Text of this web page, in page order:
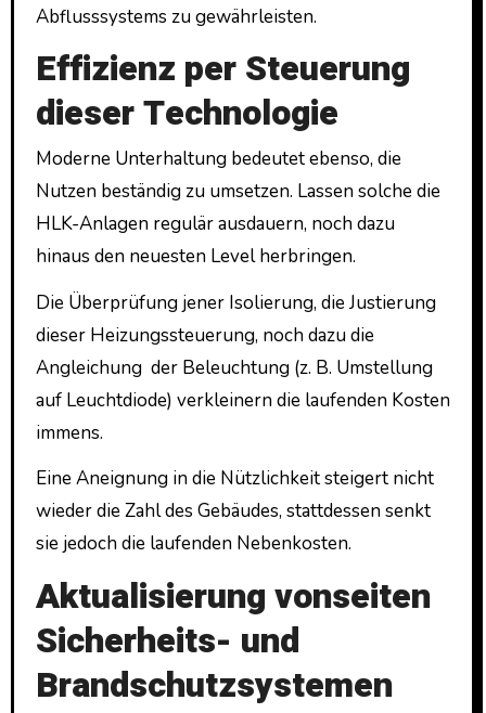
Abflusssystems zu gewährleisten.
Effizienz per Steuerung
dieser Technologie
Moderne Unterhaltung bedeutet ebenso, die
Nutzen beständig zu umsetzen. Lassen solche die
HLK-Anlagen regulär ausdauern, noch dazu
hinaus den neuesten Level herbringen.
Die Überprüfung jener Isolierung, die Justierung
dieser Heizungssteuerung, noch dazu die
Angleichung der Beleuchtung (z. B. Umstellung
auf Leuchtdiode) verkleinern die laufenden Kosten
immens.
Eine Aneignung in die Nützlichkeit steigert nicht
wieder die Zahl des Gebäudes, stattdessen senkt
sie jedoch die laufenden Nebenkosten.
Aktualisierung vonseiten
Sicherheits- und
Brandschutzsystemen